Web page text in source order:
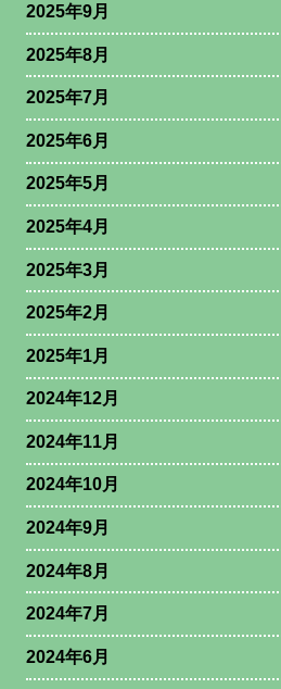
2025年9月
2025年8月
2025年7月
2025年6月
2025年5月
2025年4月
2025年3月
2025年2月
2025年1月
2024年12月
2024年11月
2024年10月
2024年9月
2024年8月
2024年7月
2024年6月